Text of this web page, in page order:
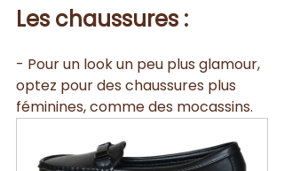
Les chaussures :
- Pour un look un peu plus glamour,
optez pour des chaussures plus
féminines, comme des mocassins.